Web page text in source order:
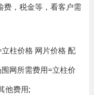
费，税金等，看客户需
柱价格 网片价格 配
网所需费用=立柱价
他费用;